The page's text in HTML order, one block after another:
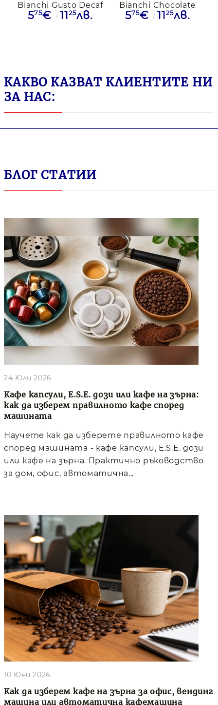
Bianchi Gusto Decaf
Espresso Dolce
575€ 1125лв.
Bianchi Chocolate
Aroma Espresso
575€ 1125лв.
КАКВО КАЗВАТ КЛИЕНТИТЕ НИ
ЗА НАС:
БЛОГ СТАТИИ
Кафе капсули, E.S.E. дози или кафе на зърна:
как да изберем правилното кафе според
машината
24 Юли 2026
Научете как да изберете правилното кафе
според машината - кафе капсули, E.S.E. дози
или кафе на зърна. Практично ръководство
за дом, офис, автоматична...
Как да изберем кафе на зърна за офис, вендинг
машина или автоматична кафемашина
10 Юни 2026